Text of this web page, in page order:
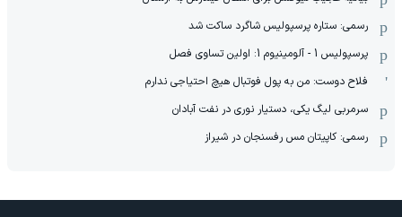
رسمی: ستاره پرسپولیس شاگرد ساکت شد
پرسپولیس 1 - آلومینیوم 1: اولین تساوی فصل
فلاح دوست: من به پول فوتبال هیچ احتیاجی ندارم
سرمربی لیگ یکی، دستیار نوری در نفت آبادان
رسمی: کاپیتان مس رفسنجان در شیراز